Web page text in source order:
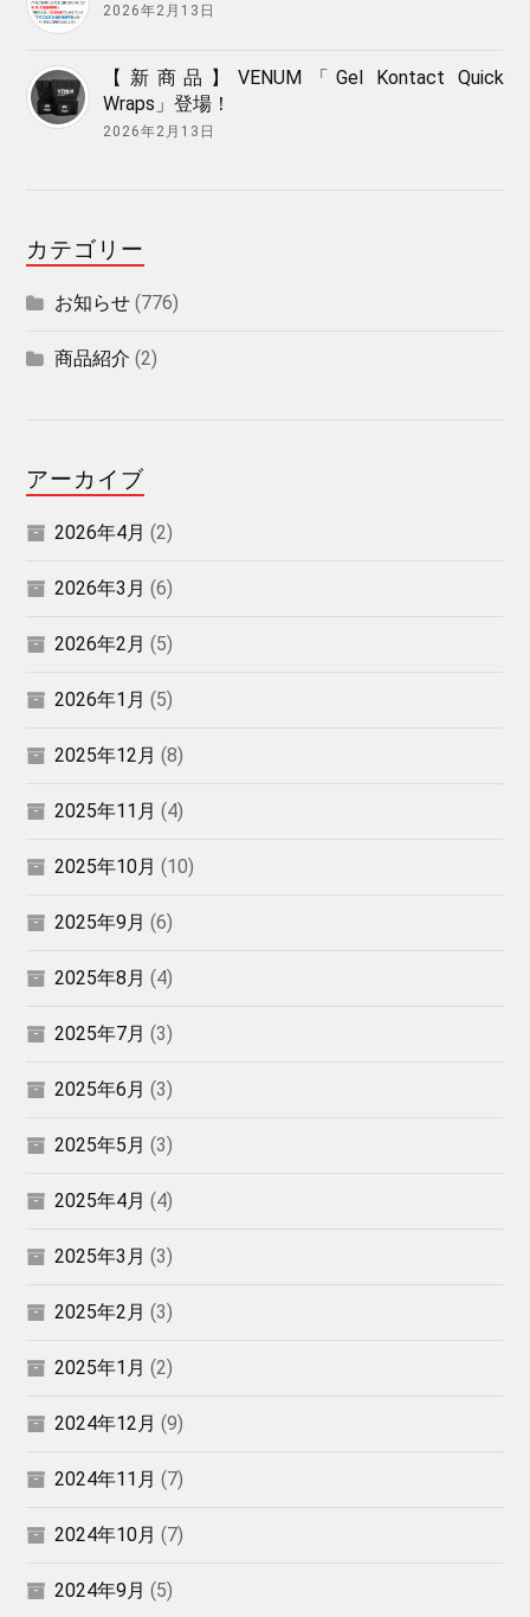
2026年2月13日
【新商品】VENUM「Gel Kontact Quick
Wraps」登場！
2026年2月13日
カテゴリー
お知らせ (776)
商品紹介 (2)
アーカイブ
2026年4月 (2)
2026年3月 (6)
2026年2月 (5)
2026年1月 (5)
2025年12月 (8)
2025年11月 (4)
2025年10月 (10)
2025年9月 (6)
2025年8月 (4)
2025年7月 (3)
2025年6月 (3)
2025年5月 (3)
2025年4月 (4)
2025年3月 (3)
2025年2月 (3)
2025年1月 (2)
2024年12月 (9)
2024年11月 (7)
2024年10月 (7)
2024年9月 (5)